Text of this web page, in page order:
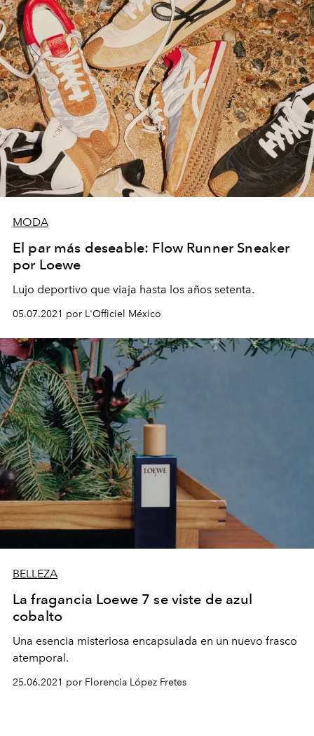
MODA
El par más deseable: Flow Runner Sneaker
por Loewe
Lujo deportivo que viaja hasta los años setenta.
05.07.2021 por L'Officiel México
BELLEZA
La fragancia Loewe 7 se viste de azul
cobalto
Una esencia misteriosa encapsulada en un nuevo frasco
atemporal.
25.06.2021 por Florencia López Fretes